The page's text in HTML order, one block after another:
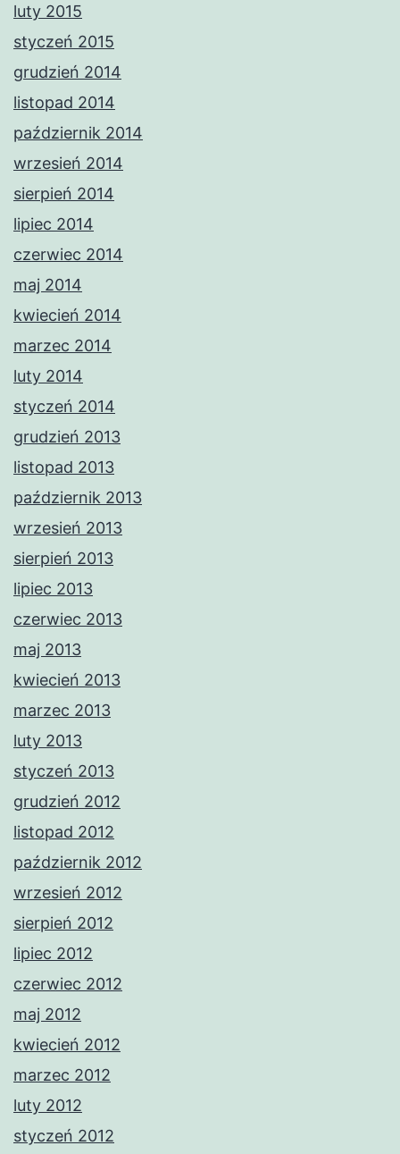
luty 2015
styczeń 2015
grudzień 2014
listopad 2014
październik 2014
wrzesień 2014
sierpień 2014
lipiec 2014
czerwiec 2014
maj 2014
kwiecień 2014
marzec 2014
luty 2014
styczeń 2014
grudzień 2013
listopad 2013
październik 2013
wrzesień 2013
sierpień 2013
lipiec 2013
czerwiec 2013
maj 2013
kwiecień 2013
marzec 2013
luty 2013
styczeń 2013
grudzień 2012
listopad 2012
październik 2012
wrzesień 2012
sierpień 2012
lipiec 2012
czerwiec 2012
maj 2012
kwiecień 2012
marzec 2012
luty 2012
styczeń 2012